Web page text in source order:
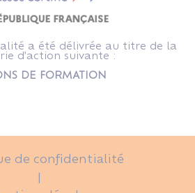
a été délivrée au titre de la
d'action suivante :
DE FORMATION
de confidentialité
|